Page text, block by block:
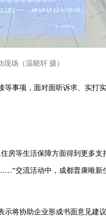
现场（温晓轩 摄）
事项，面对面听诉求、实打
房等生活保障方面得到更多
交流活动中，成都普康唯新
将协助企业形成书面意见建议